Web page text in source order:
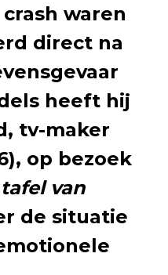
waren
direct na
heeft hij
tv-maker
op bezoek
van
de situatie